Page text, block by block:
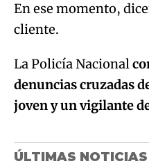
En ese momento,
cliente.
La Policía Nacional
denuncias cruzadas
joven y un vigilante
ÚLTIMAS NOTICIAS